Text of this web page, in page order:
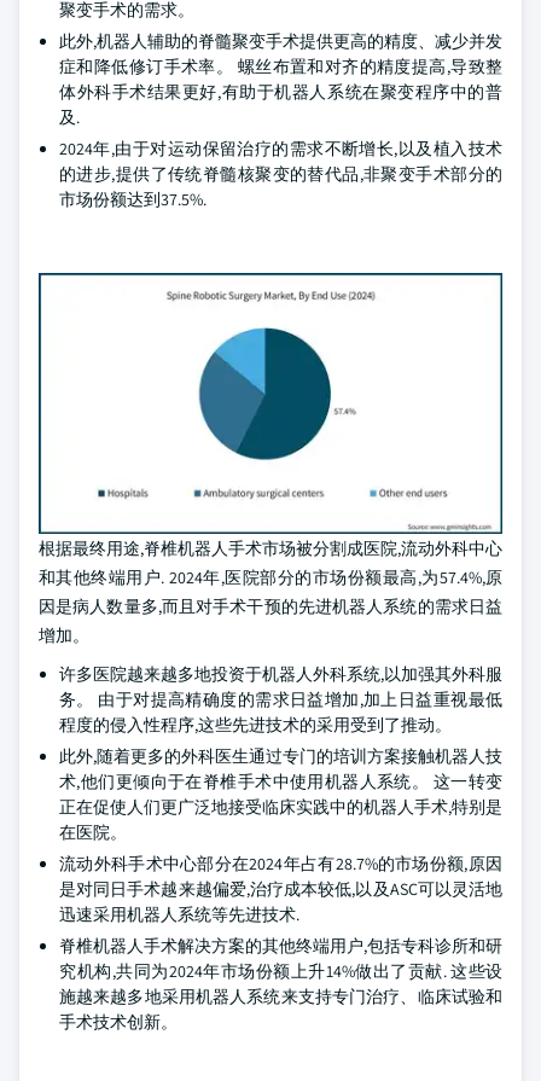
聚变手术的需求。
此外,机器人辅助的脊髓聚变手术提供更高的精度、减少并发
症和降低修订手术率。 螺丝布置和对齐的精度提高,导致整
体外科手术结果更好,有助于机器人系统在聚变程序中的普
及.
2024年,由于对运动保留治疗的需求不断增长,以及植入技术
的进步,提供了传统脊髓核聚变的替代品,非聚变手术部分的
市场份额达到37.5%.
根据最终用途,脊椎机器人手术市场被分割成医院,流动外科中心
和其他终端用户. 2024年,医院部分的市场份额最高,为57.4%,原
因是病人数量多,而且对手术干预的先进机器人系统的需求日益
增加。
许多医院越来越多地投资于机器人外科系统,以加强其外科服
务。 由于对提高精确度的需求日益增加,加上日益重视最低
程度的侵入性程序,这些先进技术的采用受到了推动。
此外,随着更多的外科医生通过专门的培训方案接触机器人技
术,他们更倾向于在脊椎手术中使用机器人系统。 这一转变
正在促使人们更广泛地接受临床实践中的机器人手术,特别是
在医院。
流动外科手术中心部分在2024年占有28.7%的市场份额,原因
是对同日手术越来越偏爱,治疗成本较低,以及ASC可以灵活地
迅速采用机器人系统等先进技术.
脊椎机器人手术解决方案的其他终端用户,包括专科诊所和研
究机构,共同为2024年市场份额上升14%做出了贡献. 这些设
施越来越多地采用机器人系统来支持专门治疗、临床试验和
手术技术创新。